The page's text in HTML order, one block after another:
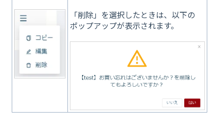
「削除」を選択したときは、以下の
ポップアップが表示されます。